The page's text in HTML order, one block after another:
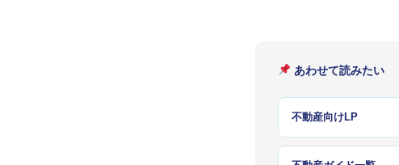
あわせて読みたい
不動産向けLP